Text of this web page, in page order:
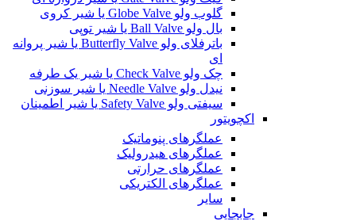
گلوب ولو Globe Valve یا شیر کروی
بال ولو Ball Valve یا شیر توپی
باترفلای ولو Butterfly Valve یا شیر پروانه
ای
چک ولو Check Valve یا شیر یک طرفه
نیدل ولو Needle Valve یا شیر سوزنی
سیفتی ولو Safety Valve یا شیر اطمینان
اکچویتور
عملگرهای پنوماتیک
عملگرهای هیدرولیک
عملگرهای حرارتی
عملگرهای الکتریکی
سایر
جابجایی